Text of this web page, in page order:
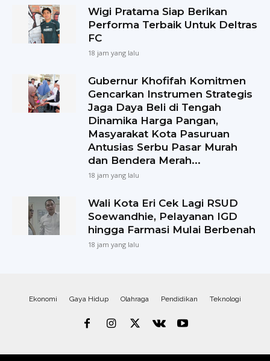
Wigi Pratama Siap Berikan
Performa Terbaik Untuk Deltras
FC
18 jam yang lalu
Gubernur Khofifah Komitmen
Gencarkan Instrumen Strategis
Jaga Daya Beli di Tengah
Dinamika Harga Pangan,
Masyarakat Kota Pasuruan
Antusias Serbu Pasar Murah
dan Bendera Merah...
18 jam yang lalu
Wali Kota Eri Cek Lagi RSUD
Soewandhie, Pelayanan IGD
hingga Farmasi Mulai Berbenah
18 jam yang lalu
Ekonomi Gaya Hidup Olahraga Pendidikan Teknologi